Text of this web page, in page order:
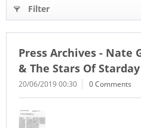
Filter
Press Archives - Nate
& The Stars Of
20/06/2019 00:30 0 Comments